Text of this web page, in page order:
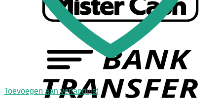
Toevoegen aan verlanglijst